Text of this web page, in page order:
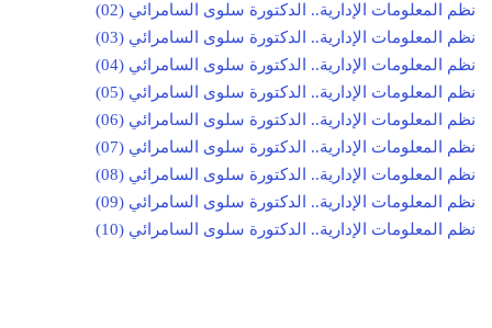
نظم المعلومات الإدارية.. الدكتورة سلوى السامرائي (02)
نظم المعلومات الإدارية.. الدكتورة سلوى السامرائي (03)
نظم المعلومات الإدارية.. الدكتورة سلوى السامرائي (04)
نظم المعلومات الإدارية.. الدكتورة سلوى السامرائي (05)
نظم المعلومات الإدارية.. الدكتورة سلوى السامرائي (06)
نظم المعلومات الإدارية.. الدكتورة سلوى السامرائي (07)
نظم المعلومات الإدارية.. الدكتورة سلوى السامرائي (08)
نظم المعلومات الإدارية.. الدكتورة سلوى السامرائي (09)
نظم المعلومات الإدارية.. الدكتورة سلوى السامرائي (10)